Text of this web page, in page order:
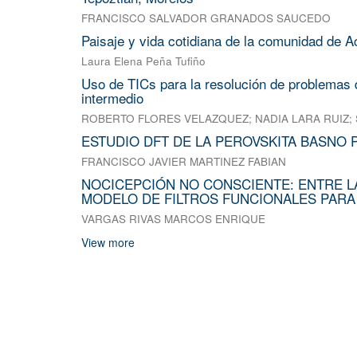
FRANCISCO SALVADOR GRANADOS SAUCEDO
Paisaje y vida cotidiana de la comunidad de
Laura Elena Peña Tufiño
Uso de TICs para la resolución de
intermedio
ROBERTO FLORES VELAZQUEZ; NADIA LARA RUIZ;
ESTUDIO DFT DE LA PEROVSKITA
FRANCISCO JAVIER MARTINEZ FABIAN
NOCICEPCIÓN NO CONSCIENTE: ENTRE
MODELO DE FILTROS FUNCIONALES
VARGAS RIVAS MARCOS ENRIQUE
View more